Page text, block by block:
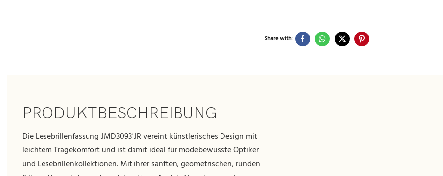
Share with:
PRODUKTBESCHREIBUNG
Die Lesebrillenfassung JMD30931JR vereint künstlerisches Design mit
leichtem Tragekomfort und ist damit ideal für modebewusste Optiker
und Lesebrillenkollektionen. Mit ihrer sanften, geometrischen, runden